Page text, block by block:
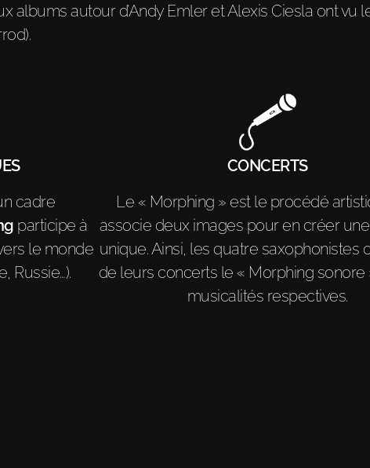
albums autour d’Andy Emler et Alexis Ciesla ont
cadre
participe à
le monde
Russie…).
CONCERTS
Le « Morphing » est le procédé
associe deux images pour en créer
unique. Ainsi, les quatre saxophonistes
de leurs concerts le « Morphing sonore
musicalités respectives.